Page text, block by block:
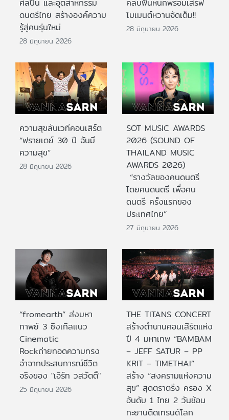
ศิลปิน และอุตสาหกรรม
ดนตรีไทย สร้างองค์ความ
รู้สู่คนรุ่นใหม่
28 มิถุนายน 2026
คลับฟินหนักพร้อมเสิร์ฟ
โมเมนต์หวานจัดเต็ม!!
28 มิถุนายน 2026
ความสุขล้นเวทีคอนเสิร์ต
“ฟรายเดย์ 30 ปี ฉันมี
ความสุข”
28 มิถุนายน 2026
SOT MUSIC AWARDS
2026 (SOUND OF
THAILAND MUSIC
AWARDS 2026)
“รางวัลของคนดนตรี
โดยคนดนตรี เพื่อคน
ดนตรี ครั้งแรกของ
ประเทศไทย”
27 มิถุนายน 2026
“fromearth” ส่งมหา
กาพย์ 3 ซิงเกิลแนว
Cinematic
Rockถ่ายทอดความทรง
จำจากประสบการณ์ชีวิต
จริงของ "เอิร์ท วสวัตติ์"
25 มิถุนายน 2026
THE TITANS CONCERT
สร้างตำนานคอนเสิร์ตแห่ง
ปี 4 มหาเทพ “BAMBAM
– JEFF SATUR – PP
KRIT – TIMETHAI”
สร้าง “สงครามแห่งความ
สุข” สุดตราตรึง ครอง X
อันดับ 1 ไทย 2 วันซ้อน
ทะยานติดเทรนด์โลก